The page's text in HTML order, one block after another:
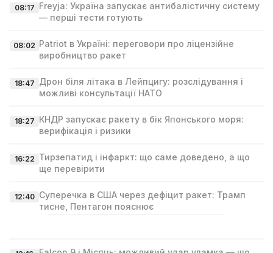
08:17 Freyja: Україна запускає антибалістичну систему
— перші тести готують
08:02 Patriot в Україні: переговори про ліцензійне
виробництво ракет
18:47 Дрон біля літака в Лейпцигу: розслідування і
можливі консультації НАТО
18:27 КНДР запускає ракету в бік Японського моря:
верифікація і ризики
16:22 Тирзепатид і інфаркт: що саме доведено, а що
ще перевірити
12:40 Суперечка в США через дефіцит ракет: Трамп
тисне, Пентагон пояснює